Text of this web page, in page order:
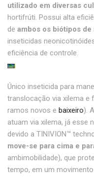
utilizado em diversas
hortifrúti. Possui alta
de ambos os biótipos
inseticidas
eficiência de controle.
Único inseticida para
translocação via xilema e
ramos novos e baixeiro).
atuam via xilema, já esse
devido a TINIVION™
move-se para cima e
ambimobilidade), que
tempo, em um